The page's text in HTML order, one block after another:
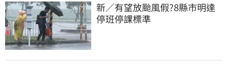
新／有望放颱風假?8縣市明達
停班停課標準